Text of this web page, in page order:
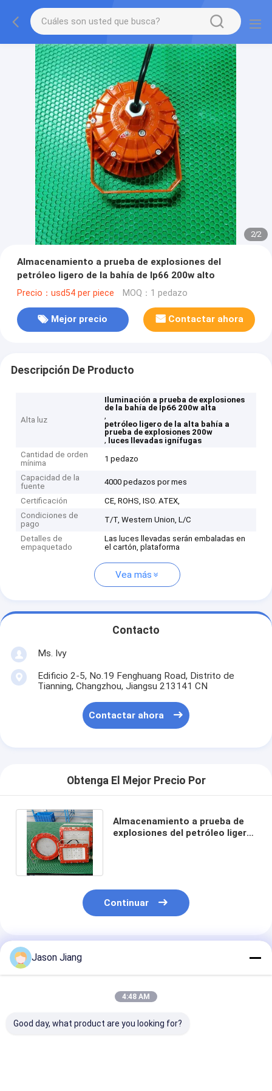
2/2
Almacenamiento a prueba de explosiones del
petróleo ligero de la bahía de Ip66 200w alto
Precio：usd54 per piece MOQ：1 pedazo
Mejor precio Contactar ahora
Descripción De Producto
Alta luz
Iluminación a prueba de explosiones
de la bahía de Ip66 200w alta
,
petróleo ligero de la alta bahía a
prueba de explosiones 200w
, luces llevadas ignífugas
Cantidad de orden
mínima
1 pedazo
Capacidad de la
fuente
4000 pedazos por mes
Certificación
CE, ROHS, ISO. ATEX,
Condiciones de
pago
T/T, Western Union, L/C
Detalles de
empaquetado
Las luces llevadas serán embaladas en
el cartón, plataforma
Vea más
Contacto
Ms. Ivy
Edificio 2-5, No.19 Fenghuang Road, Distrito de
Tianning, Changzhou, Jiangsu 213141 CN
Contactar ahora
Obtenga El Mejor Precio Por
Almacenamiento a prueba de
explosiones del petróleo ligero
Continuar
Productos Recomendados
Jason Jiang
4:48 AM
Good day, what product are you looking for?